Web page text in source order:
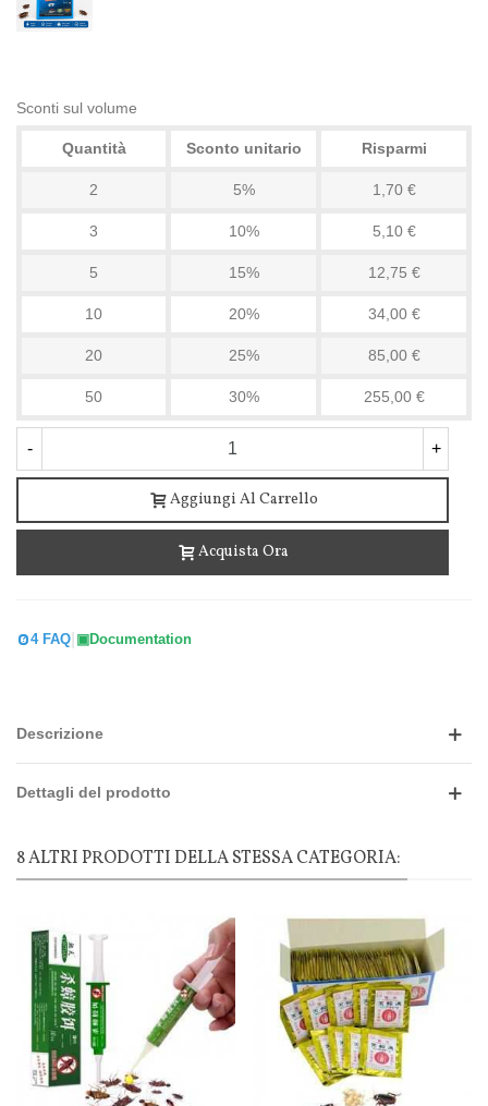
Sconti sul volume
Quantità Sconto unitario Risparmi
2 5% 1,70 €
3 10% 5,10 €
5 15% 12,75 €
10 20% 34,00 €
20 25% 85,00 €
50 30% 255,00 €
- +
Aggiungi Al Carrello
Acquista Ora
4 FAQ Documentation
Descrizione
Dettagli del prodotto
8 ALTRI PRODOTTI DELLA STESSA CATEGORIA: